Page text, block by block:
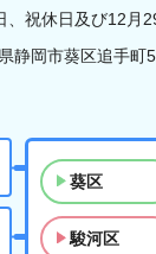
、祝休日及び12月
静岡市葵区追手町
葵区
駿河区